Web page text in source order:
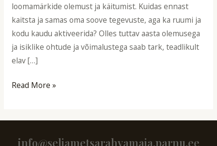
loomamärkide olemust ja käitumist. Kuidas ennast
kaitsta ja samas oma soove tegevuste, aga ka ruumi ja
kodu kaudu aktiveerida? Olles tuttav aasta olemusega
ja isiklike ohtude ja võimalustega saab tark, teadlikult
elav […]
Read More »
info@seljametsarahvamaja.parnu.ee